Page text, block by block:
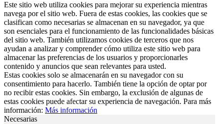
Este sitio web utiliza cookies para mejorar su experiencia mientras
navega por el sitio web. Fuera de estas cookies, las cookies que se
clasifican como necesarias se almacenan en su navegador, ya que
son esenciales para el funcionamiento de las funcionalidades básicas
del sitio web. También utilizamos cookies de terceros que nos
ayudan a analizar y comprender cómo utiliza este sitio web para
almacenar las preferencias de los usuarios y proporcionarles
contenido y anuncios que sean relevantes para usted.
Estas cookies solo se almacenarán en su navegador con su
consentimiento para hacerlo. También tiene la opción de optar por
no recibir estas cookies. Sin embargo, la exclusión de algunas de
estas cookies puede afectar su experiencia de navegación. Para más
información: Más información
Necesarias